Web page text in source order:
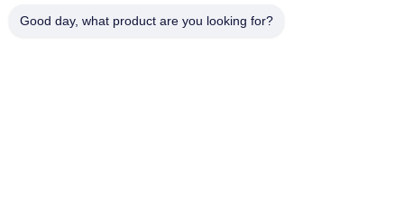
Good day, what product are you looking for?